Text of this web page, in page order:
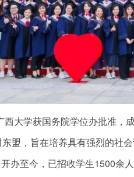
西大学获国务院学位办批准，
盟，旨在培养具有强烈的社
办至今，已招收学生1500余